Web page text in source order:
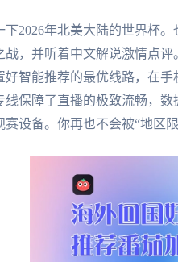
下2026年北美大陆的世界杯
战，并听着中文解说激情点评
好智能推荐的最优线路，在
线保障了直播的极致流畅，
赛设备。你再也不会被“地区